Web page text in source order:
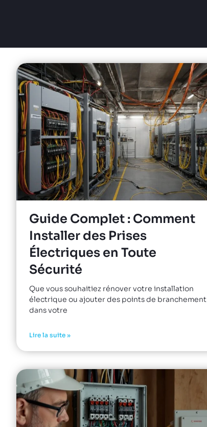
Guide Complet : Comment
Installer des Prises
Électriques en Toute
Sécurité
Que vous souhaitiez rénover votre installation
électrique ou ajouter des points de branchement
dans votre
Lire la suite »